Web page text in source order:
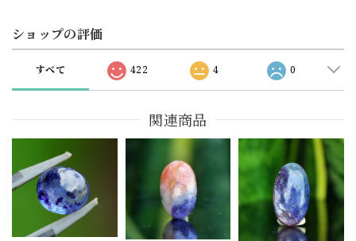
ショップの評価
すべて 422 4 0
関連商品